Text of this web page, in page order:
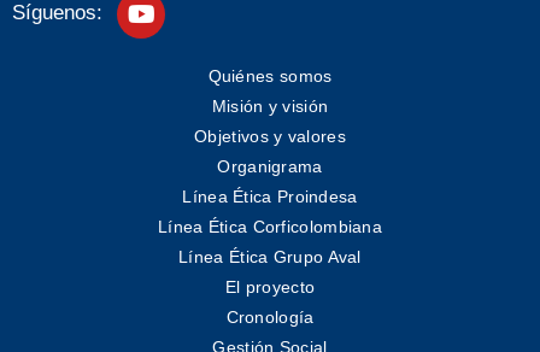
Síguenos:
Quiénes somos
Misión y visión
Objetivos y valores
Organigrama
Línea Ética Proindesa
Línea Ética Corficolombiana
Línea Ética Grupo Aval
El proyecto
Cronología
Gestión Social